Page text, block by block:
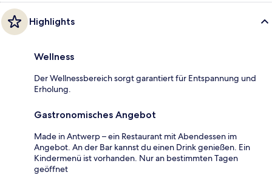
Highlights
Wellness
Der Wellnessbereich sorgt garantiert für Entspannung und
Erholung.
Gastronomisches Angebot
Made in Antwerp – ein Restaurant mit Abendessen im
Angebot. An der Bar kannst du einen Drink genießen. Ein
Kindermenü ist vorhanden. Nur an bestimmten Tagen
geöffnet